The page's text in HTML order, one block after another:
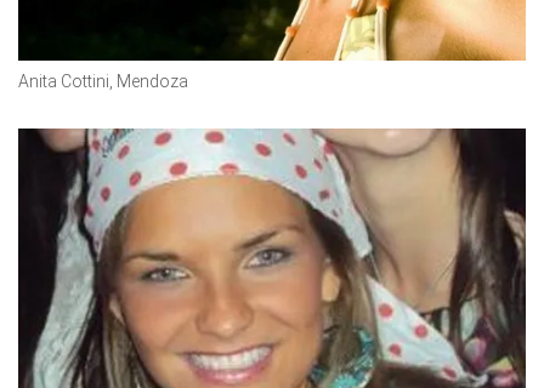
Anita Cottini, Mendoza